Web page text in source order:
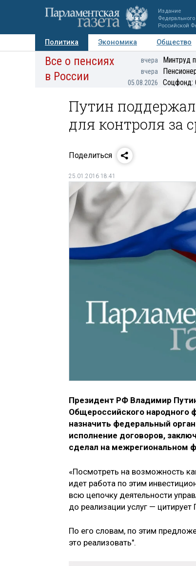
Издание
Российской
Политика Экономика Общество
Авторы Персоны Мнения
Все о пенсиях
в России
вчера Минтруд
вчера
05.08.2026 Соцфонд:
Путин
для контроля за
Поделиться
25.01.2016 18:41
Президент РФ Владимир
Общероссийского народного
назначить федеральный
исполнение договоров,
сделал на межрегиональном
«Посмотреть на возможность
идет работа по этим
всю цепочку деятельности
до реализации услуг — цитирует
По его словам, по этим
это реализовать".